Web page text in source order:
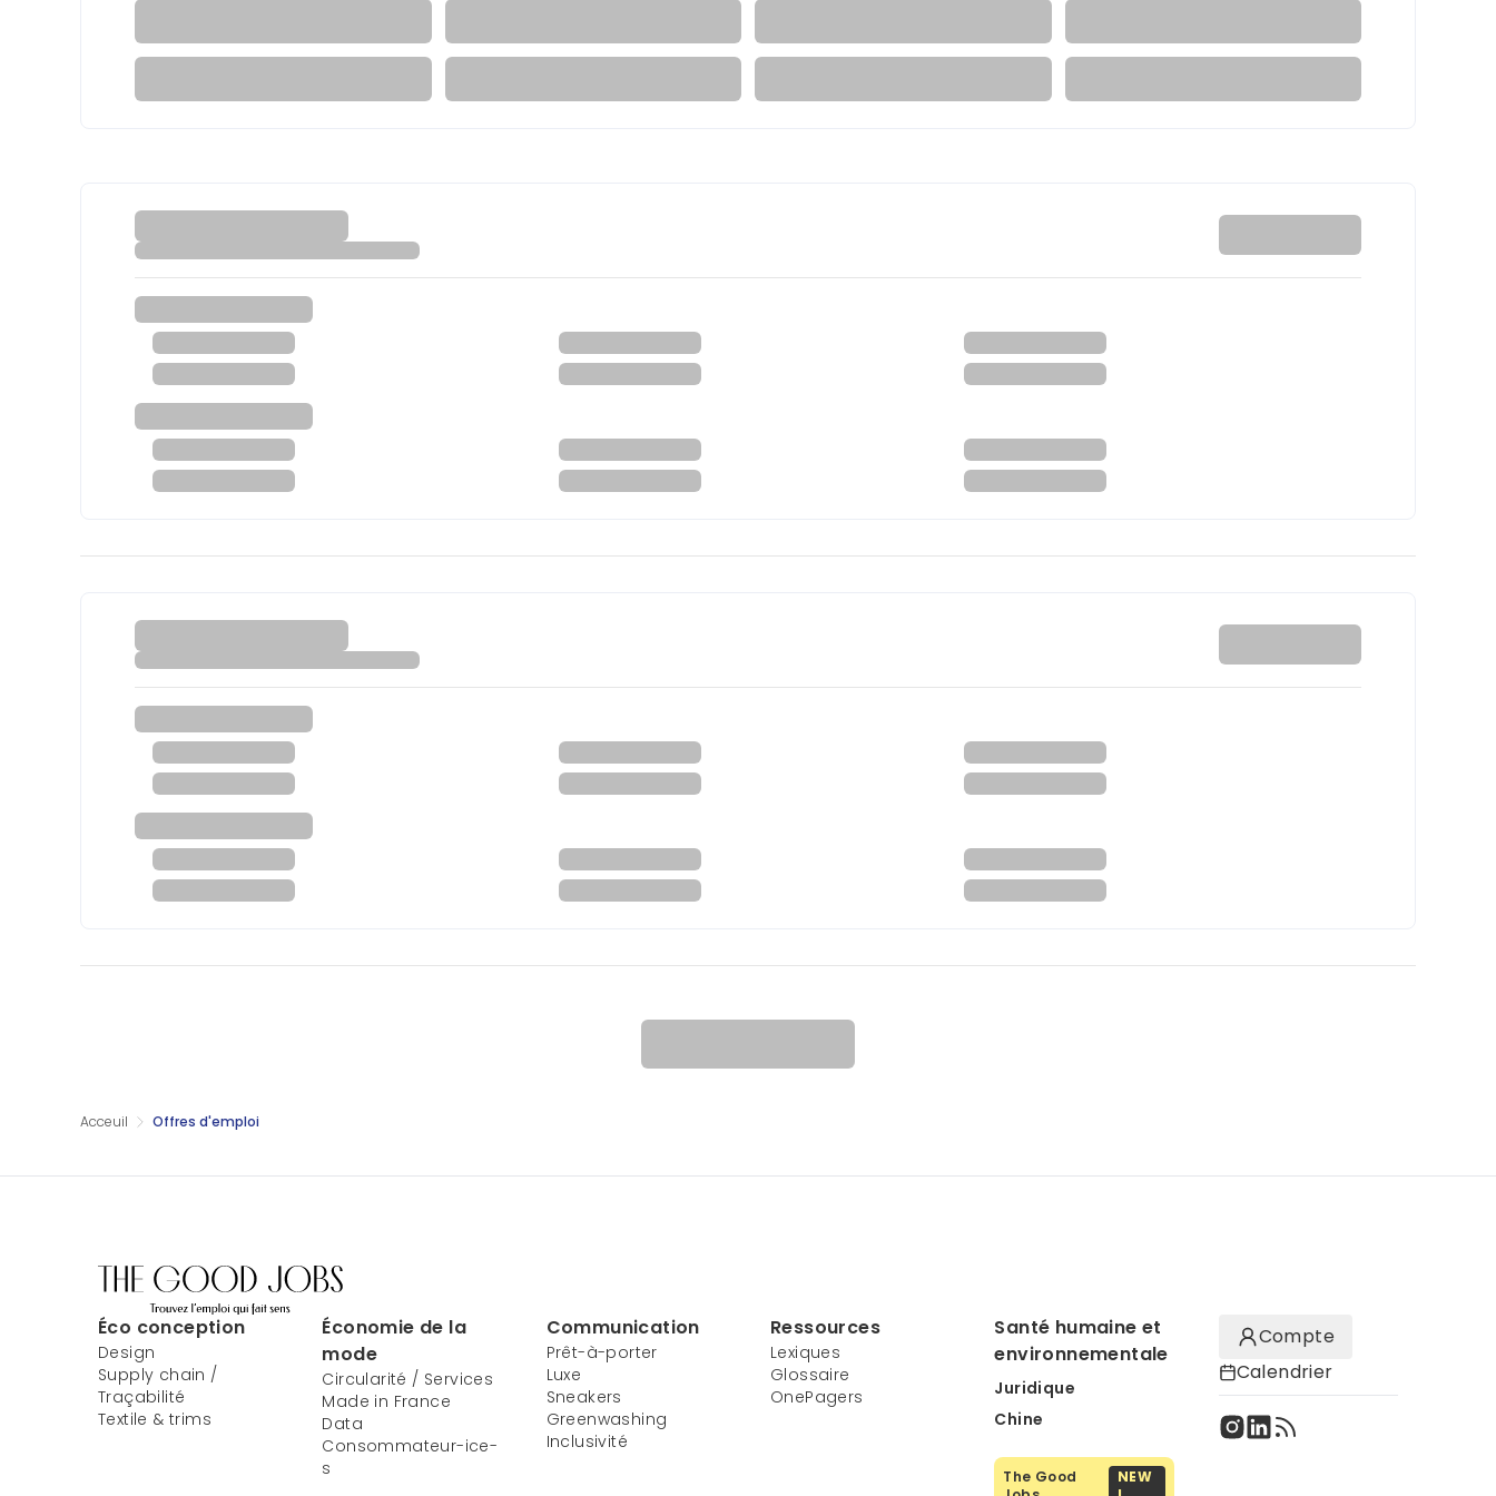
Acceuil Offres d'emploi
Éco conception
Design
Supply chain /
Traçabilité
Textile & trims
Économie de la
mode
Circularité / Services
Made in France
Data
Consommateur-ice-
s
Communication
Prêt-à-porter
Luxe
Sneakers
Greenwashing
Inclusivité
Ressources
Lexiques
Glossaire
OnePagers
Santé humaine et
environnementale
Juridique
Chine
The Good
NEW
Compte
Calendrier